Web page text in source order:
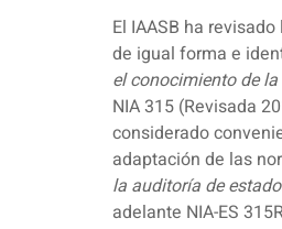
El IAASB ha
de igual forma e
el conocimiento de
NIA 315 (Revisada
considerado
adaptación de las
la auditoría de
adelante NIA-ES